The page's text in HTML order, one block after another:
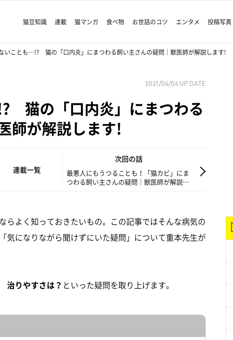
猫豆知識 連載 猫マンガ 食べ物 お世話のコツ エンタメ 投稿写真
いことも…!? 猫の「口内炎」にまつわる飼い主さんの疑問｜獣医師が解説します!
2021/06/06 UP DATE
猫の「口内炎」にまつわる
師が解説します!
連載一覧
次回の話
最悪人にもうつることも！「猫カビ」にま
つわる飼い主さんの疑問｜獣医師が解説し
らよく知っておきたいもの。この記事ではそんな病気の
気になりながら聞けずにいた疑問」について重本先生が
治りやすさは？ といった疑問を取り上げます。